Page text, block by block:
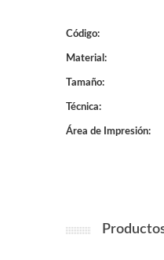
Código:
Material:
Tamaño:
Técnica:
Área de Impresión: